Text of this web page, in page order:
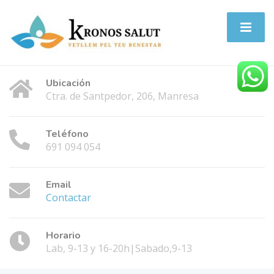
Ubicación
Ctra. de Santpedor, 206, Manresa
Teléfono
691 094 054
Email
Contactar
Horario
Lab, 9-13 y 16-20h|Sabado,9-13